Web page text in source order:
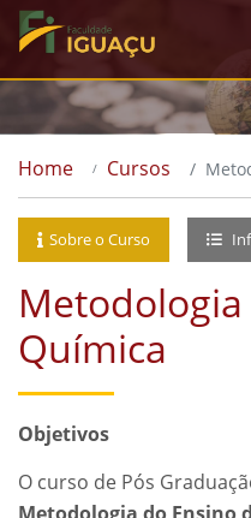
Home Cursos
Sobre o Curso
Química
Objetivos
O curso de Pós